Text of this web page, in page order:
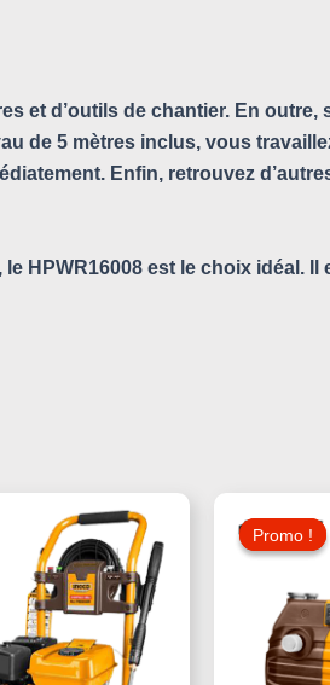
et d’outils de chantier. En outre,
de 5 mètres inclus, vous
Enfin, retrouvez
le HPWR16008 est le choix idéal. Il
Initial
Était :
900,000 د.ت.
Prix
Actuel
Est :
Promo !
Promo !